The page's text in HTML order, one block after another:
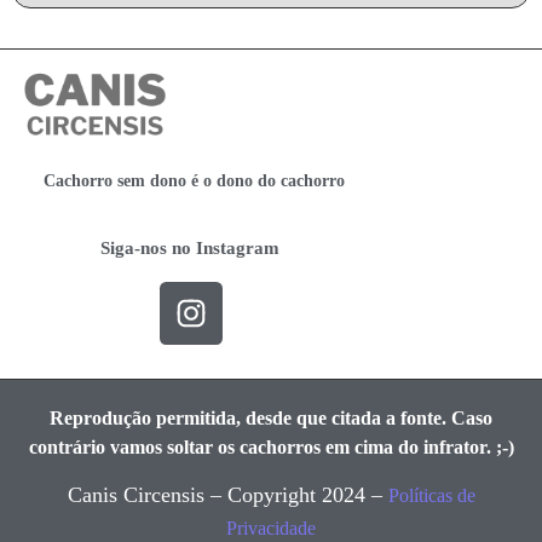
Cachorro sem dono é o dono do cachorro
Siga-nos no Instagram
Reprodução permitida, desde que citada a fonte. Caso
contrário vamos soltar os cachorros em cima do infrator. ;-)
Canis Circensis – Copyright 2024 – Políticas de
Privacidade